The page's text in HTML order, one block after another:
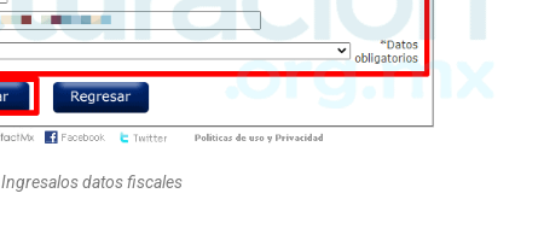
Ingresalos datos fiscales